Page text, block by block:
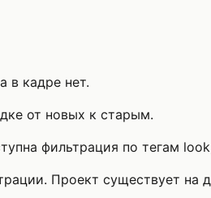
в кадре нет.
от новых к старым.
фильтрация по тегам
Проект существует на